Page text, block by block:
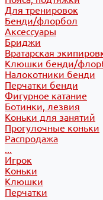
Для тренировок
Бенди/флорбол
Аксессуары
Бриджи
Вратарская
Клюшки бенди/
Налокотники бенди
Перчатки бенди
Фигурное катание
Ботинки, лезвия
Коньки для занятий
Прогулочные коньки
Распродажа
...
Игрок
Коньки
Клюшки
Перчатки